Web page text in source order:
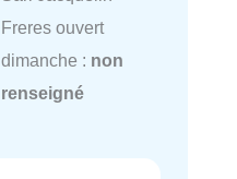
Freres ouvert
dimanche : non
renseigné